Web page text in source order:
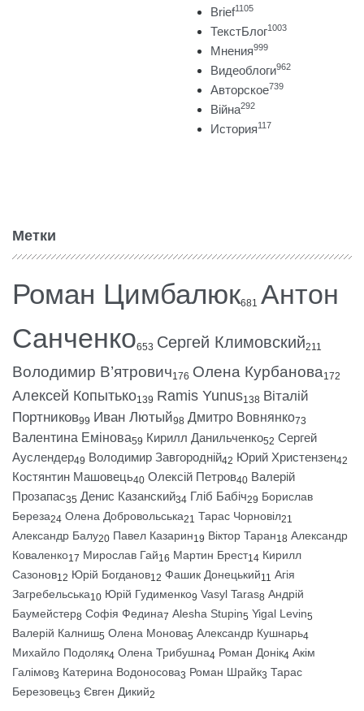
Brief1105
ТекстБлог1003
Мнения999
Видеоблоги962
Авторское739
Війна292
История117
Метки
Роман Цимбалюк681 Антон
Санченко653 Сергей Климовский211
Володимир В’ятрович176 Олена Курбанова172
Алексей Копытько139 Ramis Yunus138 Віталій
Портников99 Иван Лютый98 Дмитро Вовнянко73
Валентина Емінова59 Кирилл Данильченко52 Сергей
Ауслендер49 Володимир Завгородній42 Юрий Христензен42
Костянтин Машовець40 Олексій Петров40 Валерій
Прозапас35 Денис Казанский34 Гліб Бабіч29 Борислав
Береза24 Олена Добровольська21 Тарас Чорновіл21
Александр Балу20 Павел Казарин19 Віктор Таран18 Александр
Коваленко17 Мирослав Гай16 Мартин Брест14 Кирилл
Сазонов12 Юрій Богданов12 Фашик Донецький11 Агія
Загребельська10 Юрій Гудименко9 Vasyl Taras8 Андрій
Баумейстер8 Софія Федина7 Alesha Stupin5 Yigal Levin5
Валерій Калниш5 Олена Монова5 Александр Кушнарь4
Михайло Подоляк4 Олена Трибушна4 Роман Донік4 Акім
Галімов3 Катерина Водоносова3 Роман Шрайк3 Тарас
Березовець3 Євген Дикий2